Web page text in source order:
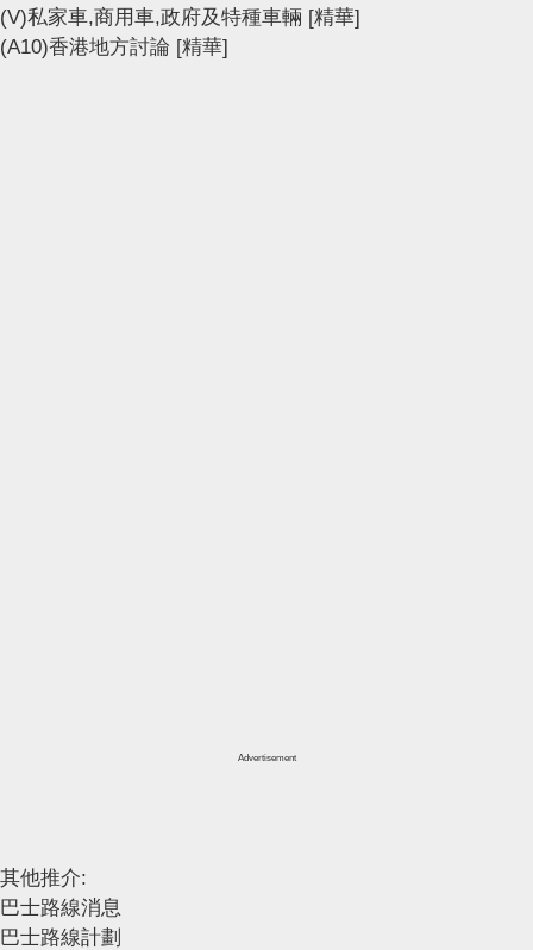
(V)私家車,商用車,政府及特種車輛 [精華]
(A10)香港地方討論 [精華]
Advertisement
其他推介:
巴士路線消息
巴士路線計劃